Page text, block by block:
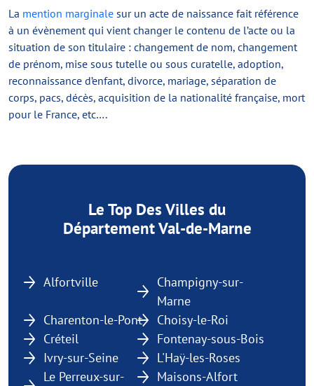
La mention marginale sur un acte de naissance fait référence
à un évènement qui vient changer le contenu de l’acte ou la
situation de son titulaire : changement de nom, changement
de prénom, mise sous tutelle ou sous curatelle, adoption,
reconnaissance d’enfant, divorce, mariage, séparation de
corps, pacs, décès, acquisition de la nationalité française, mort
pour le France, etc….
Le Top Des Villes du
Département Val-de-Marne
Alfortville
Champigny-sur-
Marne
Charenton-le-Pont
Choisy-le-Roi
Créteil
Fontenay-sous-Bois
Ivry-sur-Seine
L'Haÿ-les-Roses
Le Perreux-sur-
Maisons-Alfort